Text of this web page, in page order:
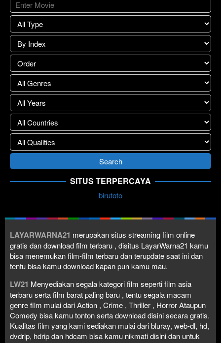
SITUS TERPERCAYA
birutoto
LAYARWARNA21 merupakan situs streaming film online
gratis dan download film terbaru , disitus LayarWarna21 kamu
bisa menemukan film-film terbaru dan terupdate saat ini dan
tentu bisa kamu download kapan pun kamu mau.
LW21 Menyediakan segala kategori film seperti film asia
terbaru serta film barat paling baru , tentu segala macam
genre film mulai dari Action , Crime , Thriller , Horror Ataupun
Comedy bisa kamu tonton serta download disini secara gratis.
Kualitas film yang kami sediakan mulai dari bluray, web-dl, hd,
dvdrip, hdrip dan hdcam bisa kamu nikmati disini dan untuk